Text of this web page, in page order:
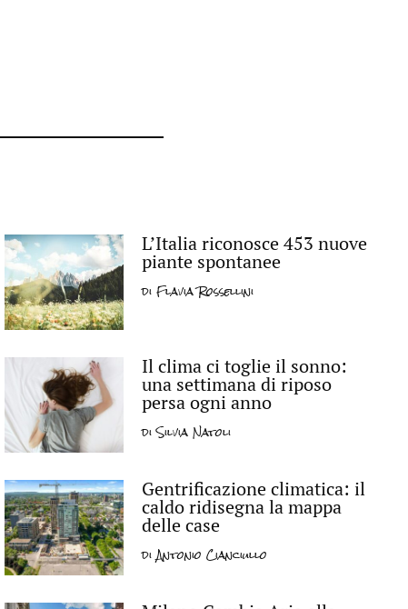
L’Italia riconosce 453 nuove
piante spontanee
diFlavia Rossellini
Il clima ci toglie il sonno:
una settimana di riposo
persa ogni anno
diSilvia Natoli
Gentrificazione climatica: il
caldo ridisegna la mappa
delle case
diAntonio Cianciullo